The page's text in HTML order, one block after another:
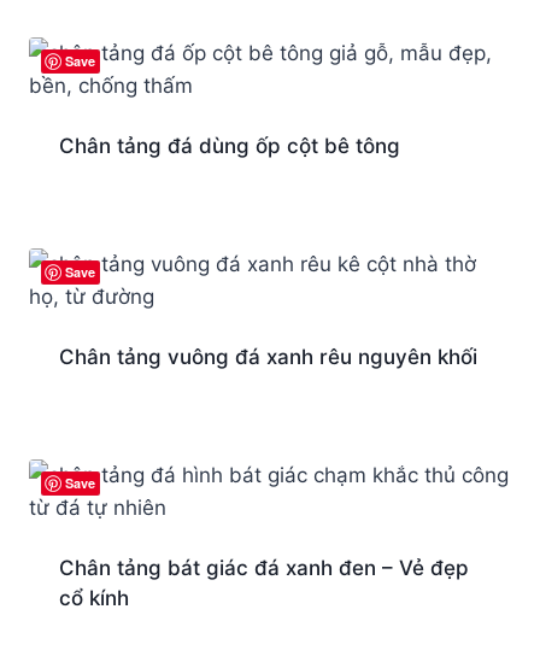
Save
Chân tảng đá dùng ốp cột bê tông
Save
Chân tảng vuông đá xanh rêu nguyên khối
Save
Chân tảng bát giác đá xanh đen – Vẻ đẹp
cổ kính